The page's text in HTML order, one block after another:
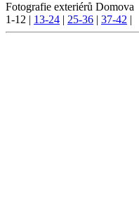
Fotografie exteriérů Domova
1-12 | 13-24 | 25-36 | 37-42 |